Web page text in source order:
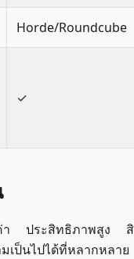
Horde/Roundcube
✓
า ประสิทธิภาพสูง สิ
ป็นไปได้ที่หลากหลาย